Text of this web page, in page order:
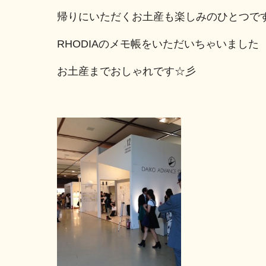
帰りにいただくお土産も楽しみのひとつで
RHODIAのメモ帳をいただいちゃいました
お土産までおしゃれです☆彡